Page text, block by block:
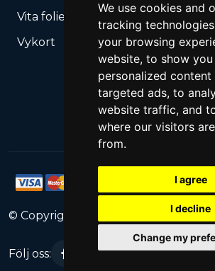
We use cookies and
tracking
your browsing
website, to show you
personalized content
targeted ads, to
website traffic, and
where our visitors
from.
I agree
I decline
Change my
Vita folier UV-tryck
Vykort
© Copyright All
Följ oss: